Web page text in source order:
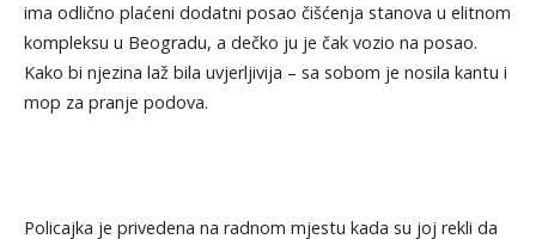
ima odlično plaćeni dodatni posao čišćenja stanova u elitnom
kompleksu u Beogradu, a dečko ju je čak vozio na posao.
Kako bi njezina laž bila uvjerljivija – sa sobom je nosila kantu i
mop za pranje podova.
Policajka je privedena na radnom mjestu kada su joj rekli da